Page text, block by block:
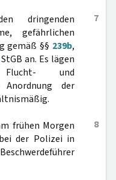
7
dringenden
gefährlichen
gemäß §§ 239b,
an. Es lägen
und
Anordnung der
8
frühen Morgen
der Polizei in